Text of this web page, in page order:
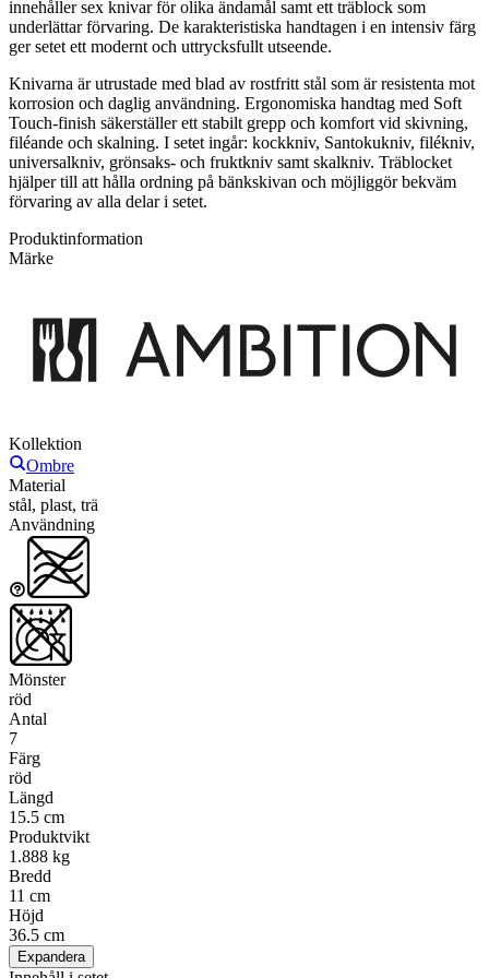
innehåller sex knivar för olika ändamål samt ett träblock som
underlättar förvaring. De karakteristiska handtagen i en intensiv färg
ger setet ett modernt och uttrycksfullt utseende.
Knivarna är utrustade med blad av rostfritt stål som är resistenta mot
korrosion och daglig användning. Ergonomiska handtag med Soft
Touch-finish säkerställer ett stabilt grepp och komfort vid skivning,
filéande och skalning. I setet ingår: kockkniv, Santokukniv, filékniv,
universalkniv, grönsaks- och fruktkniv samt skalkniv. Träblocket
hjälper till att hålla ordning på bänkskivan och möjliggör bekväm
förvaring av alla delar i setet.
Produktinformation
Märke
Kollektion
Ombre
Material
stål, plast, trä
Användning
Mönster
röd
Antal
7
Färg
röd
Längd
15.5 cm
Produktvikt
1.888 kg
Bredd
11 cm
Höjd
36.5 cm
Expandera